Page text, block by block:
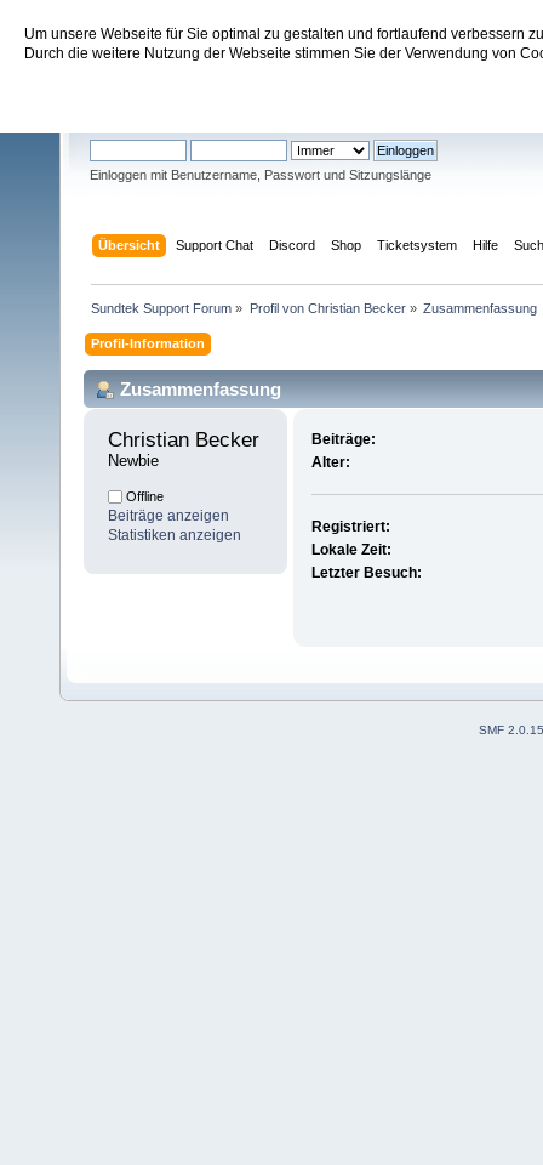
Um unsere Webseite für Sie optimal zu gestalten und fortlaufend verbessern
Durch die weitere Nutzung der Webseite stimmen Sie der Verwendung von
Sundtek Support Forum
Einloggen mit Benutzername, Passwort und Sitzungslänge
Übersicht Support Chat Discord Shop Ticketsystem Hilfe
Sundtek Support Forum » Profil von Christian Becker» Zusammenfassung
Profil-Information
Zusammenfassung
Christian Becker
Newbie
Offline
Beiträge anzeigen
Statistiken anzeigen
Beiträge:
Alter:
Registriert:
Lokale Zeit:
Letzter Besuch:
SMF 2.0.15